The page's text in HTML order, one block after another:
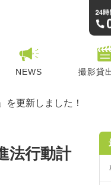
NEWS 撮影貸
更新しました！
法行動計